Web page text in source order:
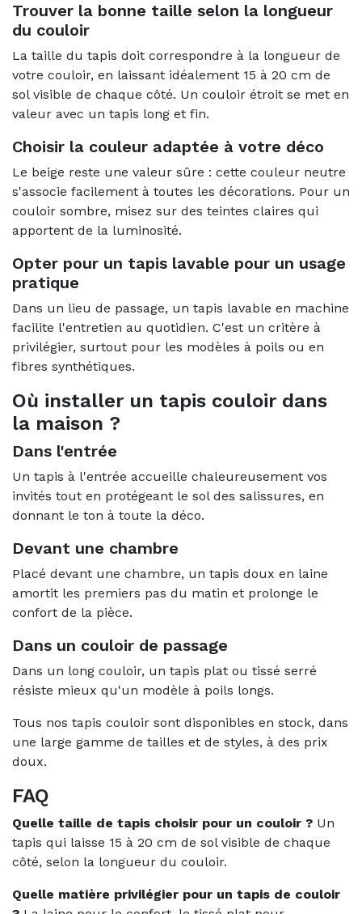
Trouver la bonne taille selon la longueur
du couloir
La taille du tapis doit correspondre à la longueur de
votre couloir, en laissant idéalement 15 à 20 cm de
sol visible de chaque côté. Un couloir étroit se met en
valeur avec un tapis long et fin.
Choisir la couleur adaptée à votre déco
Le beige reste une valeur sûre : cette couleur neutre
s'associe facilement à toutes les décorations. Pour un
couloir sombre, misez sur des teintes claires qui
apportent de la luminosité.
Opter pour un tapis lavable pour un usage
pratique
Dans un lieu de passage, un tapis lavable en machine
facilite l'entretien au quotidien. C'est un critère à
privilégier, surtout pour les modèles à poils ou en
fibres synthétiques.
Où installer un tapis couloir dans
la maison ?
Dans l'entrée
Un tapis à l'entrée accueille chaleureusement vos
invités tout en protégeant le sol des salissures, en
donnant le ton à toute la déco.
Devant une chambre
Placé devant une chambre, un tapis doux en laine
amortit les premiers pas du matin et prolonge le
confort de la pièce.
Dans un couloir de passage
Dans un long couloir, un tapis plat ou tissé serré
résiste mieux qu'un modèle à poils longs.
Tous nos tapis couloir sont disponibles en stock, dans
une large gamme de tailles et de styles, à des prix
doux.
FAQ
Quelle taille de tapis choisir pour un couloir ? Un
tapis qui laisse 15 à 20 cm de sol visible de chaque
côté, selon la longueur du couloir.
Quelle matière privilégier pour un tapis de couloir